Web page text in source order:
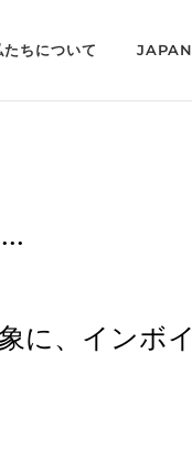
たちについて
に、インボ